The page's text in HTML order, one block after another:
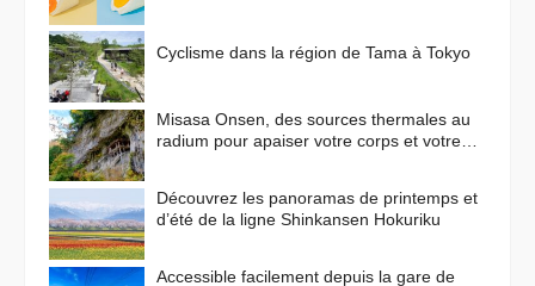
Cyclisme dans la région de Tama à Tokyo
Misasa Onsen, des sources thermales au
radium pour apaiser votre corps et votre
Découvrez les panoramas de printemps et
d’été de la ligne Shinkansen Hokuriku
Accessible facilement depuis la gare de